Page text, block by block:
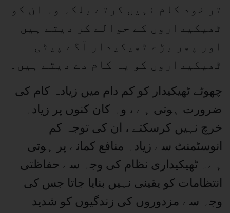
تر خود کام نہیں کرتے بلکہ وہ ان کو
ٹھیکیداروں کے حوالے کر دیتے ہیں
اور پھر بڑے ٹھیکیدار آگے پیٹی
ٹھیکیداروں کو یہ کام دے دیتے ہیں۔
چھوٹے ٹھیکیدار کو کم دام میں زیادہ کام کی
ضرورت ہوتی ہے ، وہ کان کنوں پر زیادہ
خرچ نہیں کرسکتے ، ان کی توجہ کم
انوسٹمنٹ سے زیادہ منافع کمانے پر ہوتی
ہے۔ ٹھیکیداری نظام کی وجہ سے حفاظتی
انتظامات کو یقینی نہیں بنایا جاتا جس کی
وجہ سے مزدوروں کی زندگیوں کو شدید